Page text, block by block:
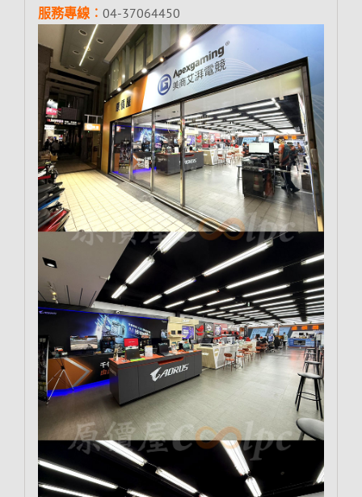
服務專線︰ 04-37064450